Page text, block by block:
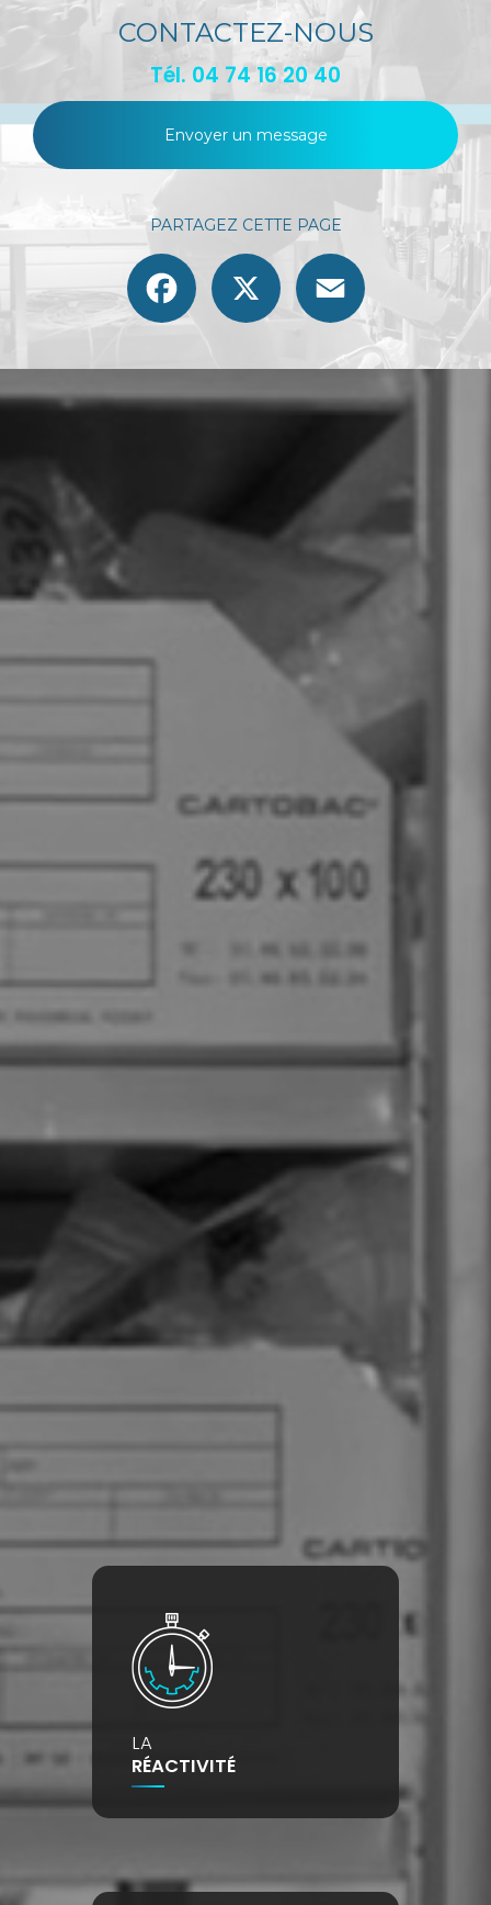
CONTACTEZ-NOUS
Tél. 04 74 16 20 40
Envoyer un message
PARTAGEZ CETTE PAGE
Facebook
LA
RÉACTIVITÉ